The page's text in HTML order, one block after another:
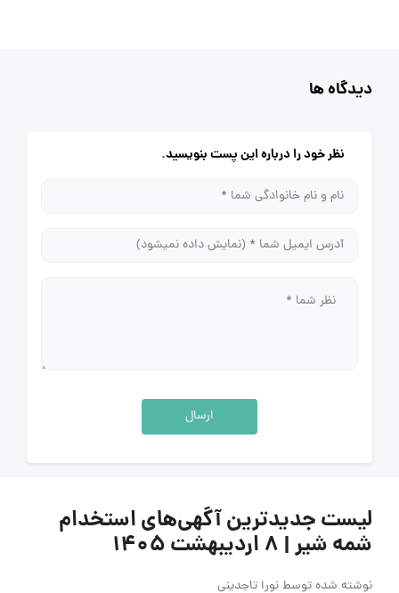
دیدگاه ها
نظر خود را درباره این پست بنویسید.
ارسال
لیست جدیدترین آگهی‌های استخدام
شمه شیر | 8 اردیبهشت 1405
نوشته شده توسطنورا تاجدینی